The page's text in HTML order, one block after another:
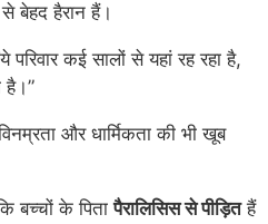
बेहद हैरान हैं।
परिवार कई सालों से यहां रह रहा है,
है।”
और धार्मिकता की भी खूब
बच्चों के पितापैरालिसिस से पीड़ितहैं